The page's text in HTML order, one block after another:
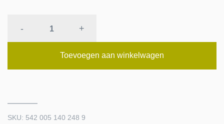
- +
Toevoegen aan winkelwagen
SKU: 542 005 140 248 9